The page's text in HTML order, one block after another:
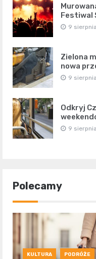
Festiwal
9
Zielona
nowa
9
Odkryj
9
Polecamy
KULTURA PODRÓŻE